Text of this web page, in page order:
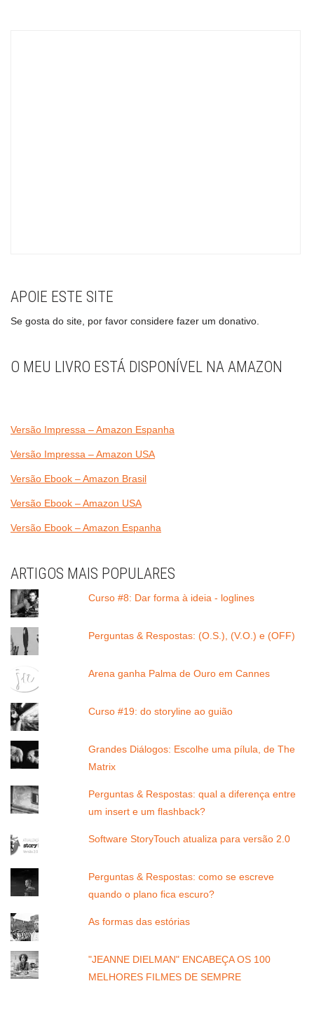
APOIE ESTE SITE
Se gosta do site, por favor considere fazer um donativo.
O MEU LIVRO ESTÁ DISPONÍVEL NA AMAZON
Versão Impressa – Amazon Espanha
Versão Impressa – Amazon USA
Versão Ebook – Amazon Brasil
Versão Ebook – Amazon USA
Versão Ebook – Amazon Espanha
ARTIGOS MAIS POPULARES
Curso #8: Dar forma à ideia - loglines
Perguntas & Respostas: (O.S.), (V.O.) e (OFF)
Arena ganha Palma de Ouro em Cannes
Curso #19: do storyline ao guião
Grandes Diálogos: Escolhe uma pílula, de The
Matrix
Perguntas & Respostas: qual a diferença entre
um insert e um flashback?
Software StoryTouch atualiza para versão 2.0
Perguntas & Respostas: como se escreve
quando o plano fica escuro?
As formas das estórias
"JEANNE DIELMAN" ENCABEÇA OS 100
MELHORES FILMES DE SEMPRE